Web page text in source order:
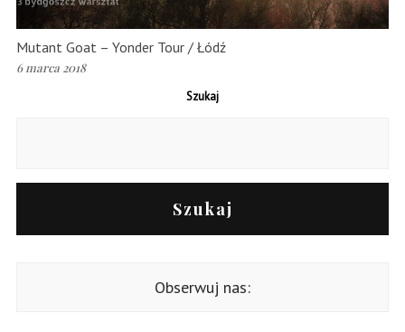
Mutant Goat – Yonder Tour / Łódź
6 marca 2018
Szukaj
Szukaj
Obserwuj nas: